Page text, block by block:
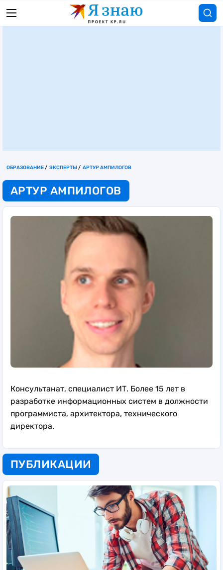
ОБРАЗОВАНИЕ ЭКСПЕРТЫ АРТУР АМПИЛОГОВ
АРТУР АМПИЛОГОВ
Консультанат, специалист ИТ. Более 15 лет в
разработке информационных систем в должности
программиста, архитектора, технического
директора.
ПУБЛИКАЦИИ